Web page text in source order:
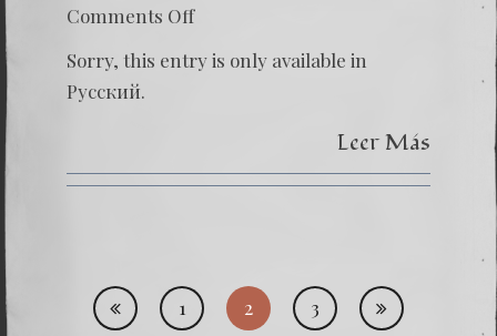
Comments Off
(Часть
Sorry, this entry is only available in
Русский.
Leer Más
1 2 3